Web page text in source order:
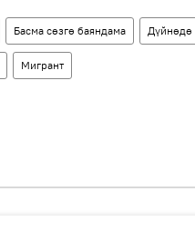
Басма сөзгө баяндама Дүйнөдө
Мигрант